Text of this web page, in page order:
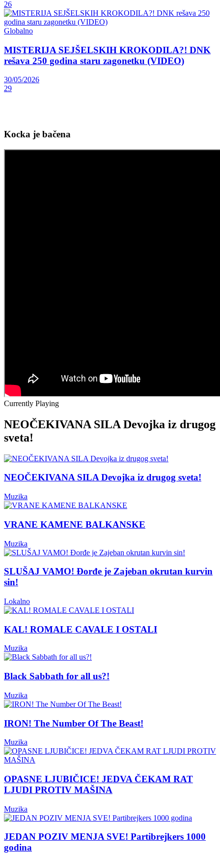
26
Globalno
MISTERIJA SEJŠELSKIH KROKODILA?! DNK
rešava 250 godina staru zagonetku (VIDEO)
30/05/2026
29
Kocka je bačena
Currently Playing
NEOČEKIVANA SILA Devojka iz drugog
sveta!
NEOČEKIVANA SILA Devojka iz drugog sveta!
Muzika
VRANE KAMENE BALKANSKE
Muzika
SLUŠAJ VAMO! Đorđe je Zajeban okrutan kurvin
sin!
Lokalno
KAL! ROMALE CAVALE I OSTALI
Muzika
Black Sabbath for all us?!
Muzika
IRON! The Number Of The Beast!
Muzika
OPASNE LJUBIČICE! JEDVA ČEKAM RAT
LJUDI PROTIV MAŠINA
Muzika
JEDAN POZIV MENJA SVE! Partibrejkers 1000
godina